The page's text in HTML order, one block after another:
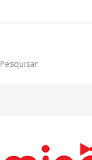
Pesquisar